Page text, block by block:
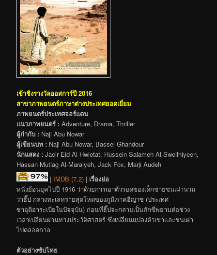
เข้าชิงรางวัลออสการ์ปี 2016
สาขาภาพยนตร์ภาษาต่างประเทศยอดเยี่ยม
ภาพยนตร์ประเทศจอร์แดน
แนวภาพยนตร์ : Adventure, Drama, Thriller
ผู้กำกับ : Naji Abu Nowar
ผู้เขียนบท : Naji Abu Nowar, Bassel Ghandour
นักแสดง : Jacir Eid Al-Hwietat, Hussein Salameh Al-Sweilhiyeen,
Hassan Mutlag Al-Maraiyeh, Jack Fox, Marji Audeh
| IMDB (7.2) | เรื่องย่อ
หนังย้อนยุคไปปี 1916 ว่าด้วยการเอาตัวรอดของเด็กชายชนเผ่านาม
ว่าธี๊ป กลางทะเลทรายสุดโหดของภูมิภาคฮิญาซ (ประเทศ
ซาอุดิอาระเบียในปัจจุบัน) ก่อนที่ธี๊ปจะกลายเป็นสักขีพยานต่อช่วง
เวลาเปลี่ยนผ่านทางประวัติศาสตร์ ซึ่งเปลี่ยนแปลงตัวเขาและชนเผ่า
ไปตลอดกาล
ตัวอย่างซับไทย